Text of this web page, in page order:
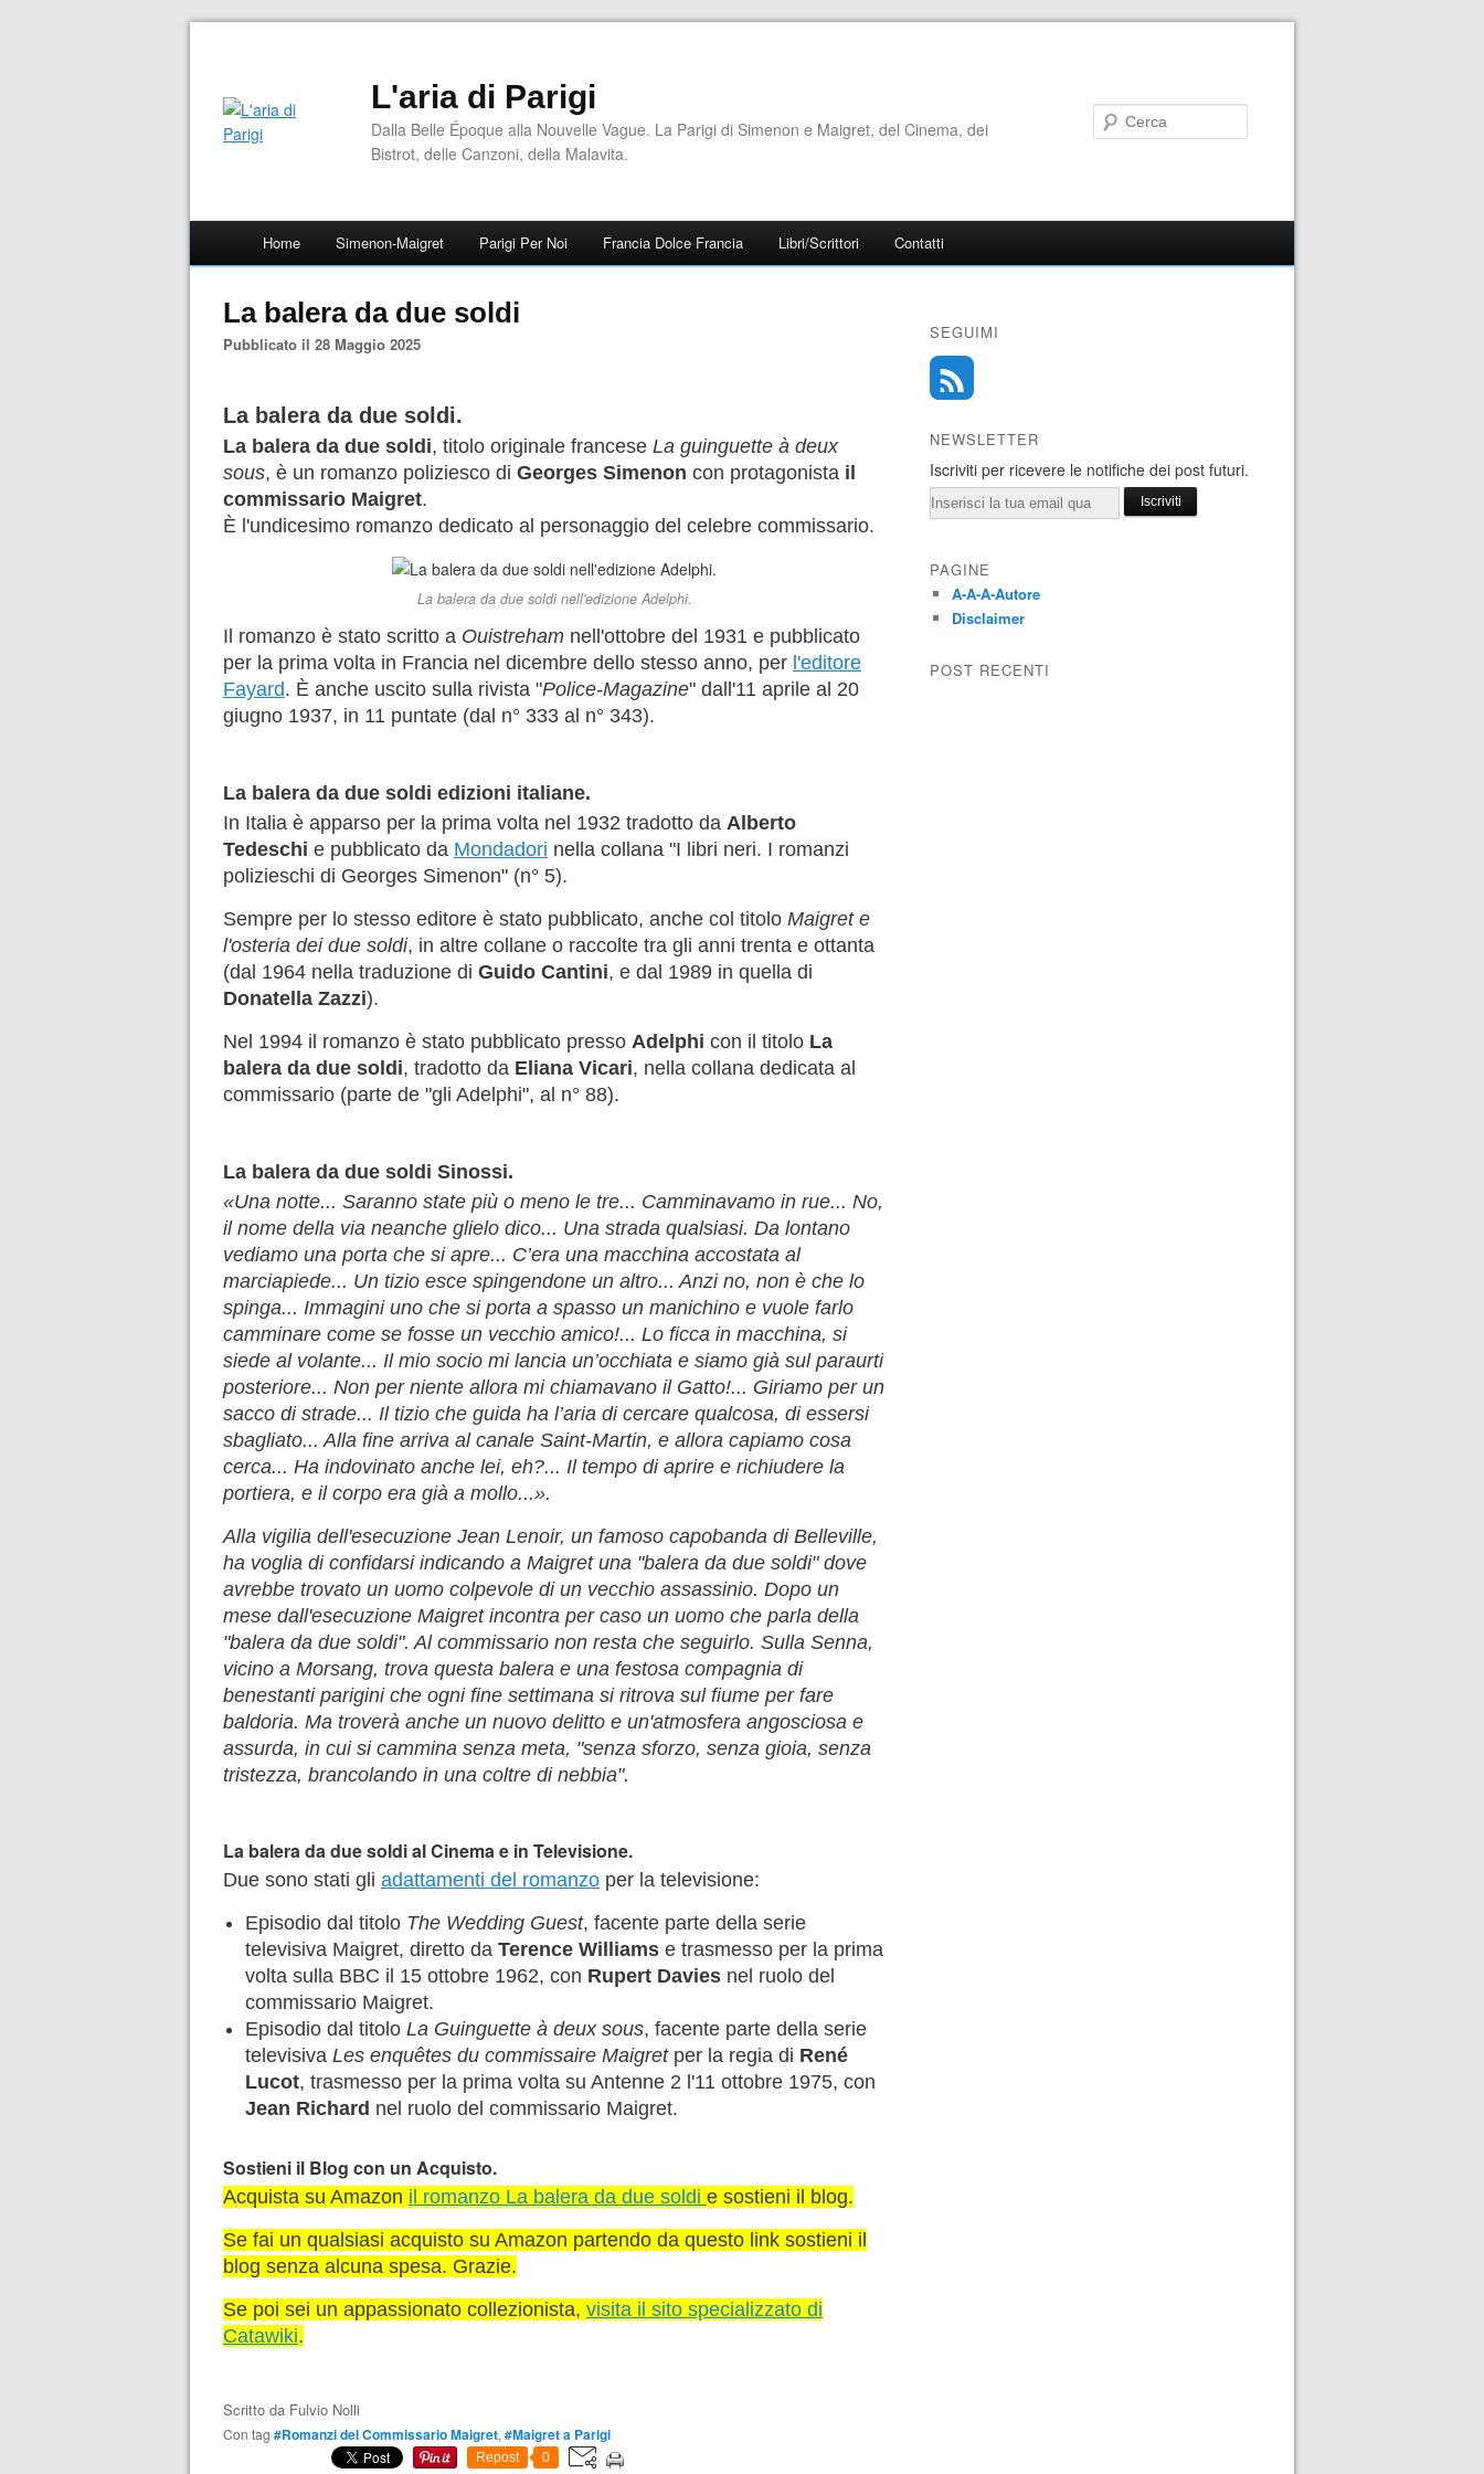
L'aria di Parigi
Dalla Belle Époque alla Nouvelle Vague. La Parigi di Simenon e Maigret, del Cinema, dei
Bistrot, delle Canzoni, della Malavita.
Home Simenon-Maigret Parigi Per Noi Francia Dolce Francia Libri/Scrittori Contatti
La balera da due soldi
Pubblicato il 28 Maggio 2025
La balera da due soldi.
La balera da due soldi, titolo originale francese La guinguette à deux
sous, è un romanzo poliziesco di Georges Simenon con protagonista il
commissario Maigret.
È l'undicesimo romanzo dedicato al personaggio del celebre commissario.
La balera da due soldi nell'edizione Adelphi.
Il romanzo è stato scritto a Ouistreham nell'ottobre del 1931 e pubblicato
per la prima volta in Francia nel dicembre dello stesso anno, per l'editore
Fayard. È anche uscito sulla rivista "Police-Magazine" dall'11 aprile al 20
giugno 1937, in 11 puntate (dal n° 333 al n° 343).
La balera da due soldi edizioni italiane.
In Italia è apparso per la prima volta nel 1932 tradotto da Alberto
Tedeschi e pubblicato da Mondadori nella collana "I libri neri. I romanzi
polizieschi di Georges Simenon" (n° 5).
Sempre per lo stesso editore è stato pubblicato, anche col titolo Maigret e
l'osteria dei due soldi, in altre collane o raccolte tra gli anni trenta e ottanta
(dal 1964 nella traduzione di Guido Cantini, e dal 1989 in quella di
Donatella Zazzi).
Nel 1994 il romanzo è stato pubblicato presso Adelphi con il titolo La
balera da due soldi, tradotto da Eliana Vicari, nella collana dedicata al
commissario (parte de "gli Adelphi", al n° 88).
La balera da due soldi Sinossi.
«Una notte... Saranno state più o meno le tre... Camminavamo in rue... No,
il nome della via neanche glielo dico... Una strada qualsiasi. Da lontano
vediamo una porta che si apre... C’era una macchina accostata al
marciapiede... Un tizio esce spingendone un altro... Anzi no, non è che lo
spinga... Immagini uno che si porta a spasso un manichino e vuole farlo
camminare come se fosse un vecchio amico!... Lo ficca in macchina, si
siede al volante... Il mio socio mi lancia un’occhiata e siamo già sul paraurti
posteriore... Non per niente allora mi chiamavano il Gatto!... Giriamo per un
sacco di strade... Il tizio che guida ha l’aria di cercare qualcosa, di essersi
sbagliato... Alla fine arriva al canale Saint-Martin, e allora capiamo cosa
cerca... Ha indovinato anche lei, eh?... Il tempo di aprire e richiudere la
portiera, e il corpo era già a mollo...».
Alla vigilia dell'esecuzione Jean Lenoir, un famoso capobanda di Belleville,
ha voglia di confidarsi indicando a Maigret una "balera da due soldi" dove
avrebbe trovato un uomo colpevole di un vecchio assassinio. Dopo un
mese dall'esecuzione Maigret incontra per caso un uomo che parla della
"balera da due soldi". Al commissario non resta che seguirlo. Sulla Senna,
vicino a Morsang, trova questa balera e una festosa compagnia di
benestanti parigini che ogni fine settimana si ritrova sul fiume per fare
baldoria. Ma troverà anche un nuovo delitto e un'atmosfera angosciosa e
assurda, in cui si cammina senza meta, "senza sforzo, senza gioia, senza
tristezza, brancolando in una coltre di nebbia".
La balera da due soldi al Cinema e in Televisione.
Due sono stati gli adattamenti del romanzo per la televisione:
Episodio dal titolo The Wedding Guest, facente parte della serie
televisiva Maigret, diretto da Terence Williams e trasmesso per la prima
volta sulla BBC il 15 ottobre 1962, con Rupert Davies nel ruolo del
commissario Maigret.
Episodio dal titolo La Guinguette à deux sous, facente parte della serie
televisiva Les enquêtes du commissaire Maigretper la regia di René
Lucot, trasmesso per la prima volta su Antenne 2 l'11 ottobre 1975, con
Jean Richard nel ruolo del commissario Maigret.
Sostieni il Blog con un Acquisto.
Acquista su Amazon il romanzo La balera da due soldi e sostieni il blog.
Se fai un qualsiasi acquisto su Amazon partendo da questo link sostieni il
blog senza alcuna spesa. Grazie.
Se poi sei un appassionato collezionista, visita il sito specializzato di
Catawiki.
Scritto da Fulvio Nolli
Con tag #Romanzi del Commissario Maigret, #Maigret a Parigi
Repost 0
SEGUIMI
NEWSLETTER
Iscriviti per ricevere le notifiche dei post futuri.
Email
PAGINE
A-A-A-Autore
Disclaimer
POST RECENTI